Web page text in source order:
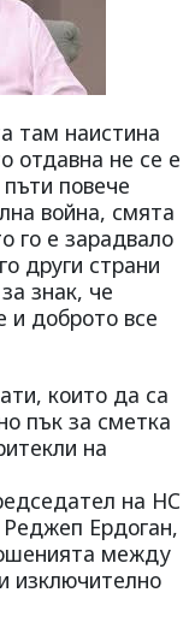
там наистина
отдавна не се е
повече
война, смята
го е зарадвало
други страни
знак, че
и доброто все
които да са
пък за сметка
на
на НС
Ердоган,
между
изключително